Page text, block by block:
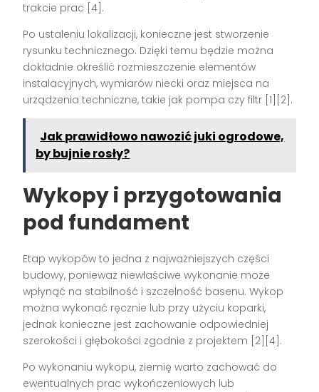
trakcie prac [4].
Po ustaleniu lokalizacji, konieczne jest stworzenie
rysunku technicznego. Dzięki temu będzie można
dokładnie określić rozmieszczenie elementów
instalacyjnych, wymiarów niecki oraz miejsca na
urządzenia techniczne, takie jak pompa czy filtr [1][2].
Jak prawidłowo nawozić juki ogrodowe,
by bujnie rosły?
Wykopy i przygotowania
pod fundament
Etap wykopów to jedna z najważniejszych części
budowy, ponieważ niewłaściwe wykonanie może
wpłynąć na stabilność i szczelność basenu. Wykop
można wykonać ręcznie lub przy użyciu koparki,
jednak konieczne jest zachowanie odpowiedniej
szerokości i głębokości zgodnie z projektem [2][4].
Po wykonaniu wykopu, ziemię warto zachować do
ewentualnych prac wykończeniowych lub